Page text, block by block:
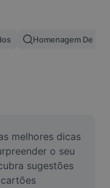
Homenagem De Dia
melhores dicas
o seu
sugestões